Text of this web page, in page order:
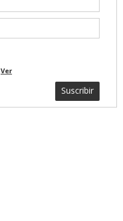
Ver
Suscribir